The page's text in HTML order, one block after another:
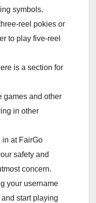
symbols.
reel pokies or
to play five-reel
is a section for
games and other
in other
in at FairGo
safety and
concern.
your username
start playing